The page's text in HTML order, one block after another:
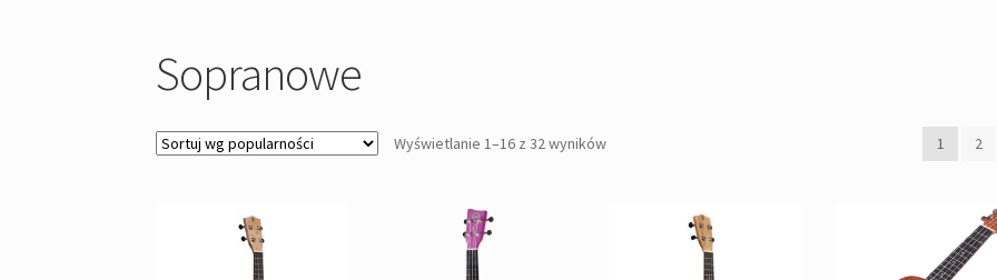
Sopranowe
Wyświetlanie 1–16 z 32 wynikówPosortowane
1 2